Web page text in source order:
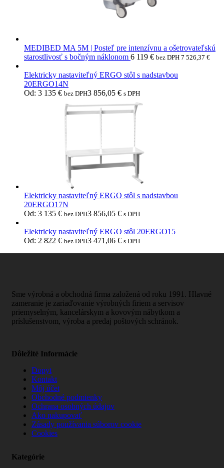
MEDIBED MA 5M | Posteľ pre intenzívnu a ošetrovateľskú
starostlivosť s bočným náklonom 6 119 € bez DPH 7 526,37 €
Elektricky nastaviteľný ERGO stôl s nadstavbou
20ERGO14N
Od: 3 135 € bez DPH3 856,05 € s DPH
Elektricky nastaviteľný ERGO stôl s nadstavbou
20ERGO17N
Od: 3 135 € bez DPH3 856,05 € s DPH
Elektricky nastaviteľný ERGO stôl 20ERGO15
Od: 2 822 € bez DPH3 471,06 € s DPH
Sme výrobná a obchodná firma založená od roku 1991. Hlavné
zameranie je zariaďovanie výrobných firiem a servisov
priemyselným, kancelárskym a kovovým nábytkom a
príslušenstvom, výroba a predaj poštových schránok.
Dôležité Informácie
Dopyt
Kontakt
Môj účet
Obchodné podmienky
Ochrana osobných údajov
Ako nakupovať
Zásady používania súborov cookie
Cookies
Kategórie